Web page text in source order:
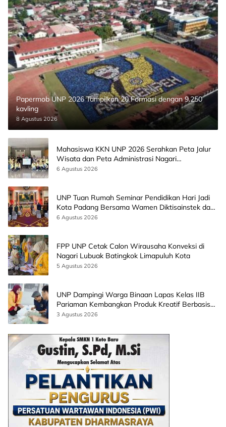
Papermob UNP 2026 Tampilkan 20 Formasi dengan 9.250
kavling
8 Agustus 2026
Mahasiswa KKN UNP 2026 Serahkan Peta Jalur
Wisata dan Peta Administrasi Nagari
Paninggahan
6 Agustus 2026
UNP Tuan Rumah Seminar Pendidikan Hari Jadi
Kota Padang Bersama Wamen Diktisainstek dan
CEO EMGS Malaysia
6 Agustus 2026
FPP UNP Cetak Calon Wirausaha Konveksi di
Nagari Lubuak Batingkok Limapuluh Kota
5 Agustus 2026
UNP Dampingi Warga Binaan Lapas Kelas IIB
Pariaman Kembangkan Produk Kreatif Berbasis
AI
3 Agustus 2026